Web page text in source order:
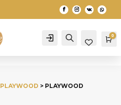
Account Search 0
PLAYWOOD > PLAYWOOD